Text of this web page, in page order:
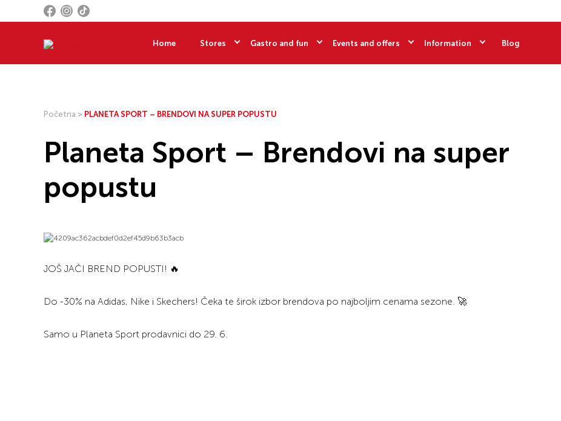
Home Stores Gastro and fun Events and offers Information Blog
Početna > PLANETA SPORT – BRENDOVI NA SUPER POPUSTU
Planeta Sport – Brendovi na super
popustu
JOŠ JAČI BREND POPUSTI! 🔥
Do -30% na Adidas, Nike i Skechers! Čeka te širok izbor brendova po najboljim cenama sezone. 🚀
Samo u Planeta Sport prodavnici do 29. 6.